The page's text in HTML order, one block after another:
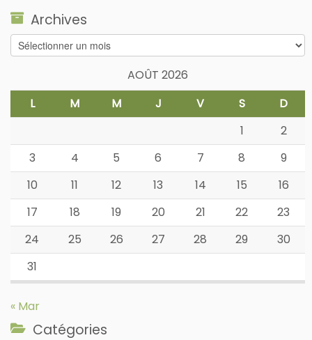
Archives
Archives
AOÛT 2026
L
M M J V S
D
1
2
3
4 5 6 7 8
9
10
11 12 13 14 15
16
17
18 19 20 21 22
23
24
25 26 27 28 29
30
31
« Mar
Catégories